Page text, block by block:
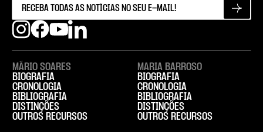
MÁRIO SOARES
BIOGRAFIA
CRONOLOGIA
BIBLIOGRAFIA
DISTINÇÕES
OUTROS RECURSOS
MARIA BARROSO
BIOGRAFIA
CRONOLOGIA
BIBLIOGRAFIA
DISTINÇÕES
OUTROS RECURSOS